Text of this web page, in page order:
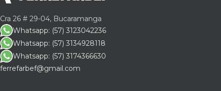
Cra 26 # 29-04, Bucaramanga
Whatsapp: (57) 3123042236
Whatsapp: (57) 3134928118
Whatsapp: (57) 3174366630
ferrefarbef@gmail.com